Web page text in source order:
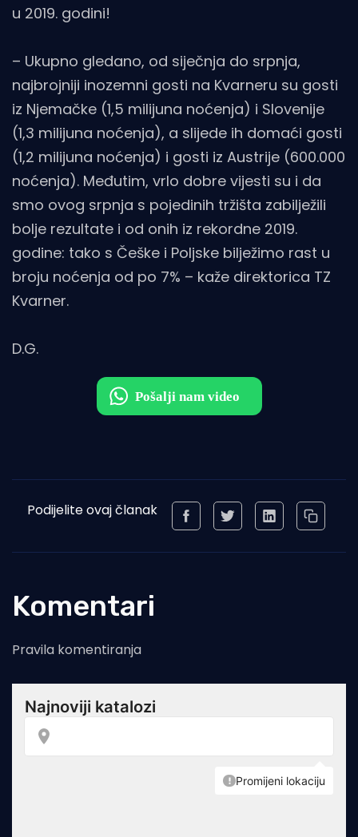
u 2019. godini!
– Ukupno gledano, od siječnja do srpnja,
najbrojniji inozemni gosti na Kvarneru su gosti
iz Njemačke (1,5 milijuna noćenja) i Slovenije
(1,3 milijuna noćenja), a slijede ih domaći gosti
(1,2 milijuna noćenja) i gosti iz Austrije (600.000
noćenja). Međutim, vrlo dobre vijesti su i da
smo ovog srpnja s pojedinih tržišta zabilježili
bolje rezultate i od onih iz rekordne 2019.
godine: tako s Češke i Poljske bilježimo rast u
broju noćenja od po 7% – kaže direktorica TZ
Kvarner.
D.G.
Podijelite ovaj članak
Komentari
Pravila komentiranja